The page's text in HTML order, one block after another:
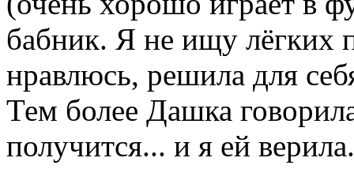
бабник. Я не ищу лёгких
нравлюсь, решила для
Тем более Дашка
получится... и я ей верила.